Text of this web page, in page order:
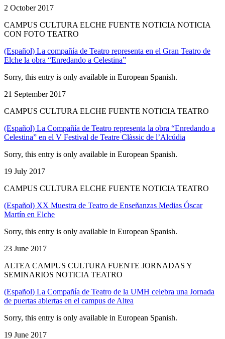
2 October 2017
CAMPUS CULTURA ELCHE FUENTE NOTICIA NOTICIA
CON FOTO TEATRO
(Español) La compañía de Teatro representa en el Gran Teatro de
Elche la obra “Enredando a Celestina”
Sorry, this entry is only available in European Spanish.
21 September 2017
CAMPUS CULTURA ELCHE FUENTE NOTICIA TEATRO
(Español) La Compañía de Teatro representa la obra “Enredando a
Celestina” en el V Festival de Teatre Clàssic de l’Alcúdia
Sorry, this entry is only available in European Spanish.
19 July 2017
CAMPUS CULTURA ELCHE FUENTE NOTICIA TEATRO
(Español) XX Muestra de Teatro de Enseñanzas Medias Óscar
Martín en Elche
Sorry, this entry is only available in European Spanish.
23 June 2017
ALTEA CAMPUS CULTURA FUENTE JORNADAS Y
SEMINARIOS NOTICIA TEATRO
(Español) La Compañía de Teatro de la UMH celebra una Jornada
de puertas abiertas en el campus de Altea
Sorry, this entry is only available in European Spanish.
19 June 2017